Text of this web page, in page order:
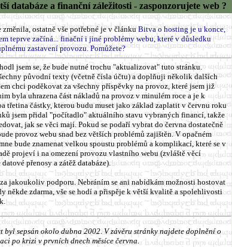
databáze a finanční záležitosti - zasponzorujete web ?
změnila, ostatně vše potřebné je v článkuBitva o hosting je u konce,
teprve začíná... finační i jiné problémy webu, které v důsledku
zastavení provozu. Pomůžete?
jsem se, že bude nutné trochu "aktualizovat" tuto stránku.
původní texty (včetně čísla účtu) a doplňuji několik dalších
chci poděkovat za všechny příspěvky na provoz, které jsem již
byla uhrazena část nákladů na provoz v minulém roce a je k
třetina částky, kterou budu muset jako základ zaplatit v červnu roku
jsem přidal "počítadlo" aktuálního stavu vybraných financí, takže
jak se věci mají. Pokud se podaří vybrat do června dostatečně
provoz webu snad bez větších problémů zajištěn. V opačném
bude znamenat velkou spoustu problémů a komplikací, které se v
projeví i na omezení provozu vlastního webu (zvláště věcí
přenosy a zátěž databáze).
jakoukoliv podporu. Nebráním se ani nabídkám možnosti hostovat
někde zdarma, vše se hodí a přispěje k větší kvalitě a spolehlivosti
byl sepsán okolo dubna 2002. V závěru stránky najdete doplnění o
po krizi v prvních dnech měsíce června.